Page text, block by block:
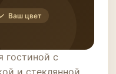
Ваш цвет
гостиной с
и стеклянной